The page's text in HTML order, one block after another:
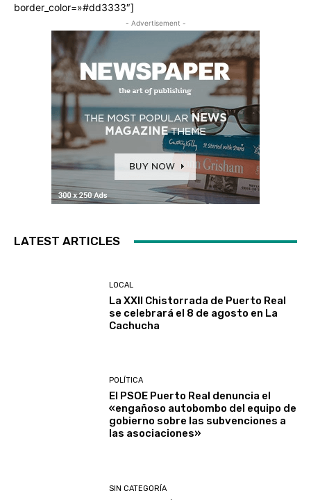
border_color=»#dd3333″]
- Advertisement -
LATEST ARTICLES
LOCAL
La XXII Chistorrada de Puerto Real
se celebrará el 8 de agosto en La
Cachucha
POLÍTICA
El PSOE Puerto Real denuncia el
«engañoso autobombo del equipo de
gobierno sobre las subvenciones a
las asociaciones»
SIN CATEGORÍA